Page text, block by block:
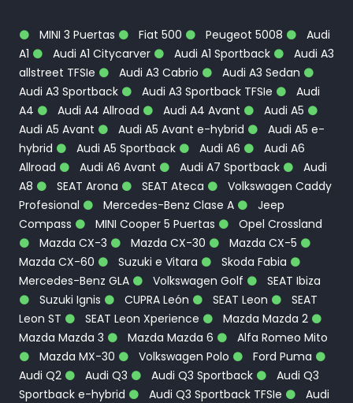
[24810]Dispositivo manos libres con voice-
control y bluetooth
0,00€
MINI 3 Puertas Fiat 500 Peugeot 5008
Audi
A1
Audi A1 Citycarver Audi A1 Sportback
Audi A3
allstreet TFSIe
Audi A3 Cabrio
Audi A3 Sedan
Audi A3 Sportback
Audi A3 Sportback TFSIe
Audi
A4
Audi A4 Allroad Audi A4 Avant
Audi A5
Audi A5 Avant
Audi A5 Avant e-hybrid
Audi A5 e-
hybrid
Audi A5 Sportback Audi A6
Audi A6
Allroad
Audi A6 Avant Audi A7 Sportback
Audi
A8
SEAT Arona SEAT Ateca
Volkswagen Caddy
Profesional
Mercedes-Benz Clase A
Jeep
Compass
MINI Cooper 5 Puertas
Opel Crossland
Mazda CX-3
Mazda CX-30
Mazda CX-5
Mazda CX-60
Suzuki e Vitara
Skoda Fabia
Mercedes-Benz GLA
Volkswagen Golf
SEAT Ibiza
Suzuki Ignis
CUPRA León SEAT Leon
SEAT
Leon ST
SEAT Leon Xperience
Mazda Mazda 2
Mazda Mazda 3
Mazda Mazda 6
Alfa Romeo Mito
Mazda MX-30
Volkswagen Polo
Ford Puma
Audi Q2
Audi Q3 Audi Q3 Sportback
Audi Q3
Sportback e-hybrid
Audi Q3 Sportback TFSIe
Audi